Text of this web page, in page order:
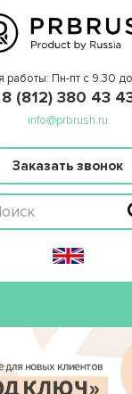
работы: Пн-пт с 9.30
8 (812) 380 43
info@prbrush.ru
Заказать звонок